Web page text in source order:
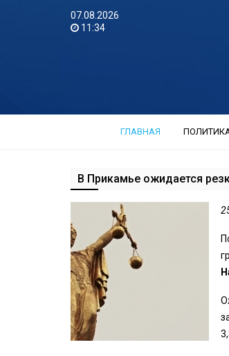
07.08.2026
11:34
ГЛАВНАЯ
В Прикамье ожидается